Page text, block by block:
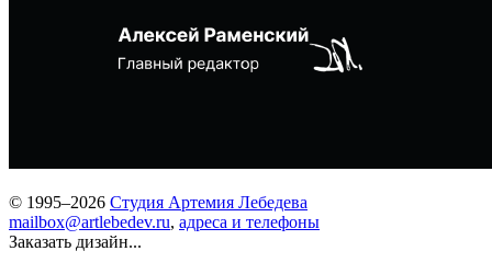
© 1995–2026 Студия Артемия Лебедева
mailbox@artlebedev.ru, адреса и телефоны
Заказать дизайн...